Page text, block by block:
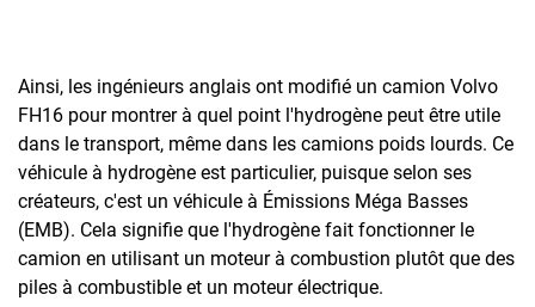
Ainsi, les ingénieurs anglais ont modifié un camion Volvo
FH16 pour montrer à quel point l'hydrogène peut être utile
dans le transport, même dans les camions poids lourds. Ce
véhicule à hydrogène est particulier, puisque selon ses
créateurs, c'est un véhicule à Émissions Méga Basses
(EMB). Cela signifie que l'hydrogène fait fonctionner le
camion en utilisant un moteur à combustion plutôt que des
piles à combustible et un moteur électrique.